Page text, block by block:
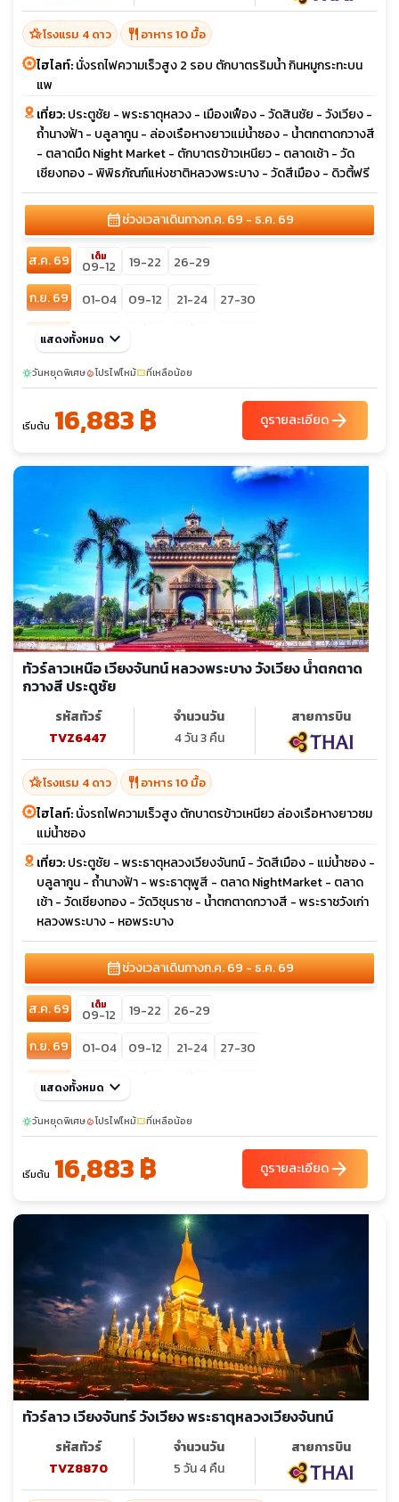
hotel_classโรงแรม 4 ดาว restaurant อาหาร 10 มื้อ
ไฮไลท์:นั่งรถไฟความเร็วสูง 2 รอบ ตักบาตรริมน้ำ กินหมูกระทะบน
แพ
เที่ยว:ประตูชัย - พระธาตุหลวง - เมืองเฟือง - วัดสินชัย - วังเวียง -
ถ้ำนางฟ้า - บลูลากูน - ล่องเรือหางยาวแม่น้ำซอง - น้ำตกตาดกวางสี
- ตลาดมืด Night Market - ตักบาตรข้าวเหนียว - ตลาดเช้า - วัด
เชียงทอง - พิพิธภัณฑ์แห่งชาติหลวงพระบาง - วัดสีเมือง - ดิวตี้ฟรี
calendar_monthช่วงเวลาเดินทางก.ค. 69 - ธ.ค. 69
ส.ค. 69 เต็ม
09-12 19-22
26-29
ก.ย. 69
01-04 09-12 21-24
27-30
ต.ค. 69 04-07 sunny sunny
พ.ย. 69 04-07 15-18
25-28
ธ.ค. 69
02-05 09-12
sunny
แสดงทั้งหมด keyboard_arrow_down
sunnyวันหยุดพิเศษlocal_fire_departmentโปรไฟไหม้confirmation_numberที่เหลือน้อย
เริ่มต้น 16,883 ฿ ดูรายละเอียดarrow_forward
ทัวร์ลาวเหนือ เวียงจันทน์ หลวงพระบาง วังเวียง น้ำตกตาด
กวางสี ประตูชัย
รหัสทัวร์
TVZ6447
จำนวนวัน
4 วัน 3 คืน
สายการบิน
hotel_classโรงแรม 4 ดาว restaurant อาหาร 10 มื้อ
ไฮไลท์:นั่งรถไฟความเร็วสูง ตักบาตรข้าวเหนียว ล่องเรือหางยาวชม
แม่น้ำซอง
เที่ยว:ประตูชัย - พระธาตุหลวงเวียงจันทน์ - วัดสีเมือง - แม่น้ำซอง -
บลูลากูน - ถ้ำนางฟ้า - พระธาตุพูสี - ตลาด NightMarket - ตลาด
เช้า - วัดเชียงทอง - วัดวิชุนราช - น้ำตกตาดกวางสี - พระราชวังเก่า
หลวงพระบาง - หอพระบาง
calendar_monthช่วงเวลาเดินทางก.ค. 69 - ธ.ค. 69
ส.ค. 69 เต็ม
09-12 19-22
26-29
ก.ย. 69
01-04 09-12 21-24
27-30
ต.ค. 69 04-07 sunny sunny
พ.ย. 69 04-07 15-18
25-28
ธ.ค. 69
02-05 09-12
sunny
แสดงทั้งหมด keyboard_arrow_down
sunnyวันหยุดพิเศษlocal_fire_departmentโปรไฟไหม้confirmation_numberที่เหลือน้อย
เริ่มต้น 16,883 ฿ ดูรายละเอียดarrow_forward
ทัวร์ลาว เวียงจันทร์ วังเวียง พระธาตุหลวงเวียงจันทน์
รหัสทัวร์
TVZ8870
จำนวนวัน
5 วัน 4 คืน
สายการบิน